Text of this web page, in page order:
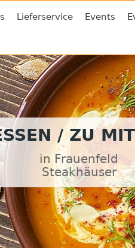
Lieferservice Events
/ ZU
in Frauenfeld
Steakhäuser